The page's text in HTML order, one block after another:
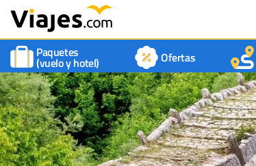
Paquetes
(vuelo y hotel) Ofertas